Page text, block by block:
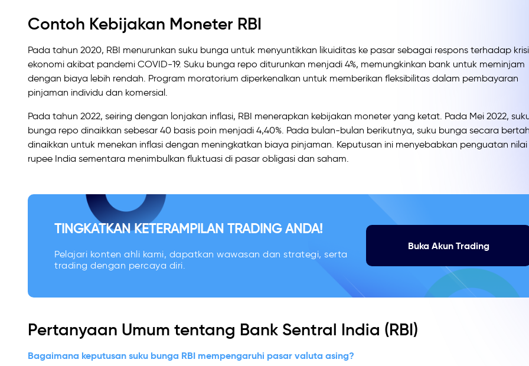
Contoh Kebijakan Moneter RBI
Pada tahun 2020, RBI menurunkan suku bunga untuk menyuntikkan likuiditas ke pasar sebagai respons terhadap
ekonomi akibat pandemi COVID-19. Suku bunga repo diturunkan menjadi 4%, memungkinkan bank untuk meminjam
dengan biaya lebih rendah. Program moratorium diperkenalkan untuk memberikan fleksibilitas dalam pembayaran
pinjaman individu dan komersial.
Pada tahun 2022, seiring dengan lonjakan inflasi, RBI menerapkan kebijakan moneter yang ketat. Pada Mei 2022,
bunga repo dinaikkan sebesar 40 basis poin menjadi 4,40%. Pada bulan-bulan berikutnya, suku bunga secara
dinaikkan untuk menekan inflasi dengan meningkatkan biaya pinjaman. Keputusan ini menyebabkan penguatan
rupee India sementara menimbulkan fluktuasi di pasar obligasi dan saham.
TINGKATKAN KETERAMPILAN TRADING ANDA!
Pelajari konten ahli kami, dapatkan wawasan dan strategi, serta
trading dengan percaya diri.
Buka Akun Trading
Pertanyaan Umum tentang Bank Sentral India (RBI)
Bagaimana keputusan suku bunga RBI mempengaruhi pasar valuta asing?